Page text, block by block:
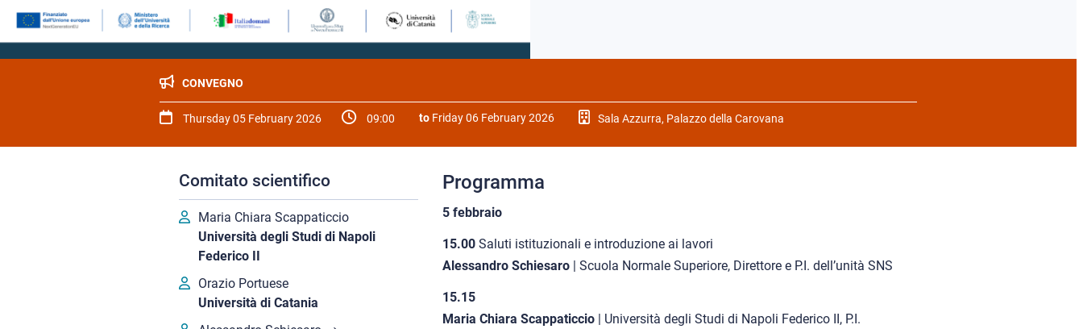
CONVEGNO
Thursday 05 February 2026 09:00 to Friday 06 February 2026 Sala Azzurra, Palazzo della Carovana
Comitato scientifico
Maria Chiara Scappaticcio
Università degli Studi di Napoli
Federico II
Orazio Portuese
Università di Catania
Programma
5 febbraio
15.00 Saluti istituzionali e introduzione ai lavori
Alessandro Schiesaro | Scuola Normale Superiore, Direttore e P.I. dell’unità SNS
15.15
Maria Chiara Scappaticcio | Università degli Studi di Napoli Federico II, P.I.